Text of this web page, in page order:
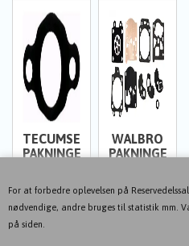
For at forbedre oplevelsen på
nødvendige, andre bruges til statistik mm.
på siden.
TECUMSEH
PAKNINGER
WALBRO
PAKNINGER